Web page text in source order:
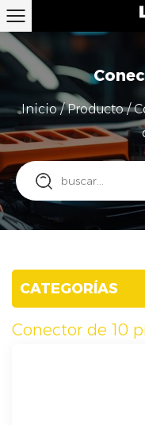
Inicio/Producto/
CATEGORÍAS
Conector de 10